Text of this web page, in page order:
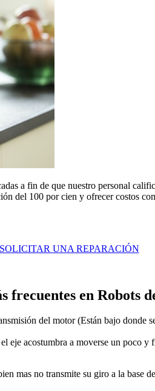
a fin de que nuestro personal
del 100 por cien y ofrecer costos
SOLICITAR UNA REPARACIÓN
frecuentes en Robots
del motor (Están bajo donde
eje acostumbra a moverse un poco
mas no transmite su giro a la base